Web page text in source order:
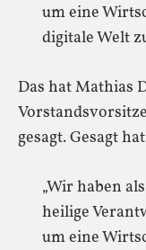
um eine
digitale Welt
Das hat Mathias
gesagt. Gesagt
„Wir haben
heilige
um eine